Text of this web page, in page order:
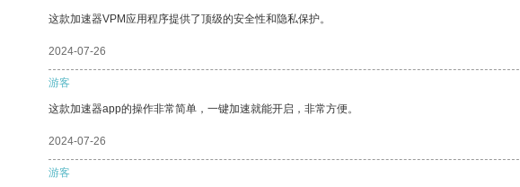
这款加速器VPM应用程序提供了顶级的安全性和隐私保护。
2024-07-26
游客
这款加速器app的操作非常简单，一键加速就能开启，非常方便。
2024-07-26
游客